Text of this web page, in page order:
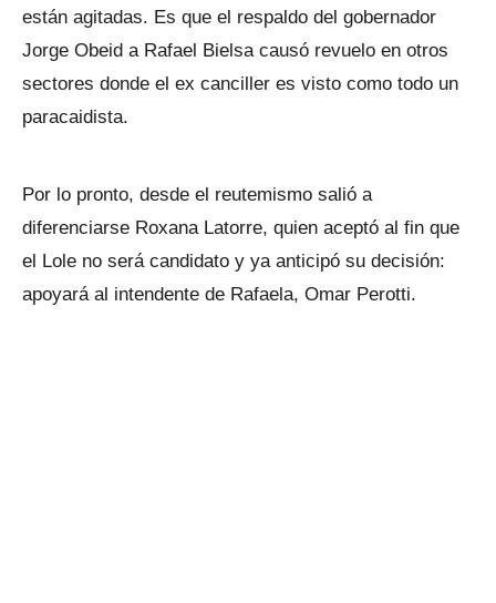
están agitadas. Es que el respaldo del gobernador
Jorge Obeid a Rafael Bielsa causó revuelo en otros
sectores donde el ex canciller es visto como todo un
paracaidista.
Por lo pronto, desde el reutemismo salió a
diferenciarse Roxana Latorre, quien aceptó al fin que
el Lole no será candidato y ya anticipó su decisión:
apoyará al intendente de Rafaela, Omar Perotti.